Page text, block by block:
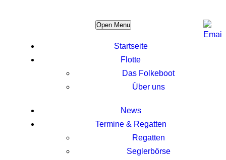
Open Menu
Startseite
Flotte
Das Folkeboot
Über uns
News
Termine & Regatten
Regatten
Seglerbörse